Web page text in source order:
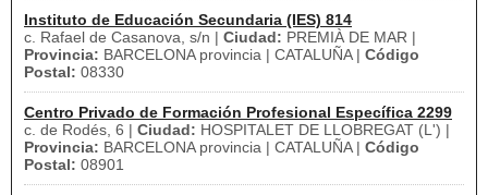
Instituto de Educación Secundaria (IES) 814
c. Rafael de Casanova, s/n | Ciudad: PREMIÀ DE MAR |
Provincia: BARCELONA provincia | CATALUÑA | Código
Postal: 08330
Centro Privado de Formación Profesional Específica 2299
c. de Rodés, 6 | Ciudad: HOSPITALET DE LLOBREGAT (L') |
Provincia: BARCELONA provincia | CATALUÑA | Código
Postal: 08901